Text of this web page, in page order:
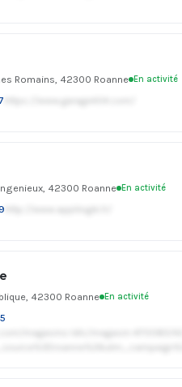
Romains, 42300 Roanne En activité
42300 Roanne En activité
42300 Roanne En activité